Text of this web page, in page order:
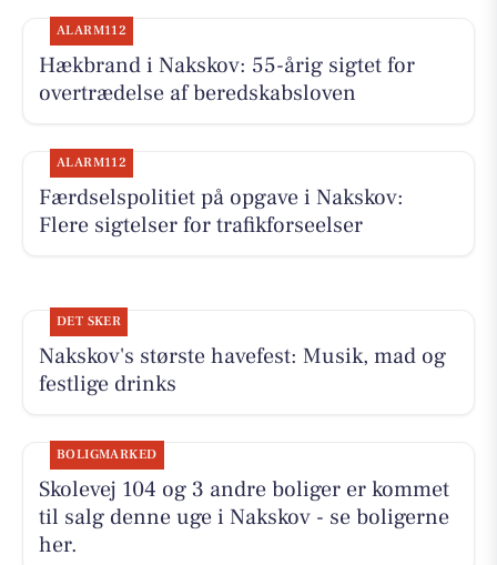
ALARM112
Hækbrand i Nakskov: 55-årig sigtet for
overtrædelse af beredskabsloven
ALARM112
Færdselspolitiet på opgave i Nakskov:
Flere sigtelser for trafikforseelser
DET SKER
Nakskov's største havefest: Musik, mad og
festlige drinks
BOLIGMARKED
Skolevej 104 og 3 andre boliger er kommet
til salg denne uge i Nakskov - se boligerne
her.